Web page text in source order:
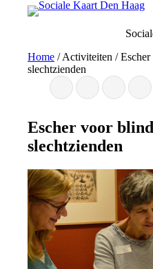
Home /Activiteiten /
slechtzienden
Escher voor
slechtzienden